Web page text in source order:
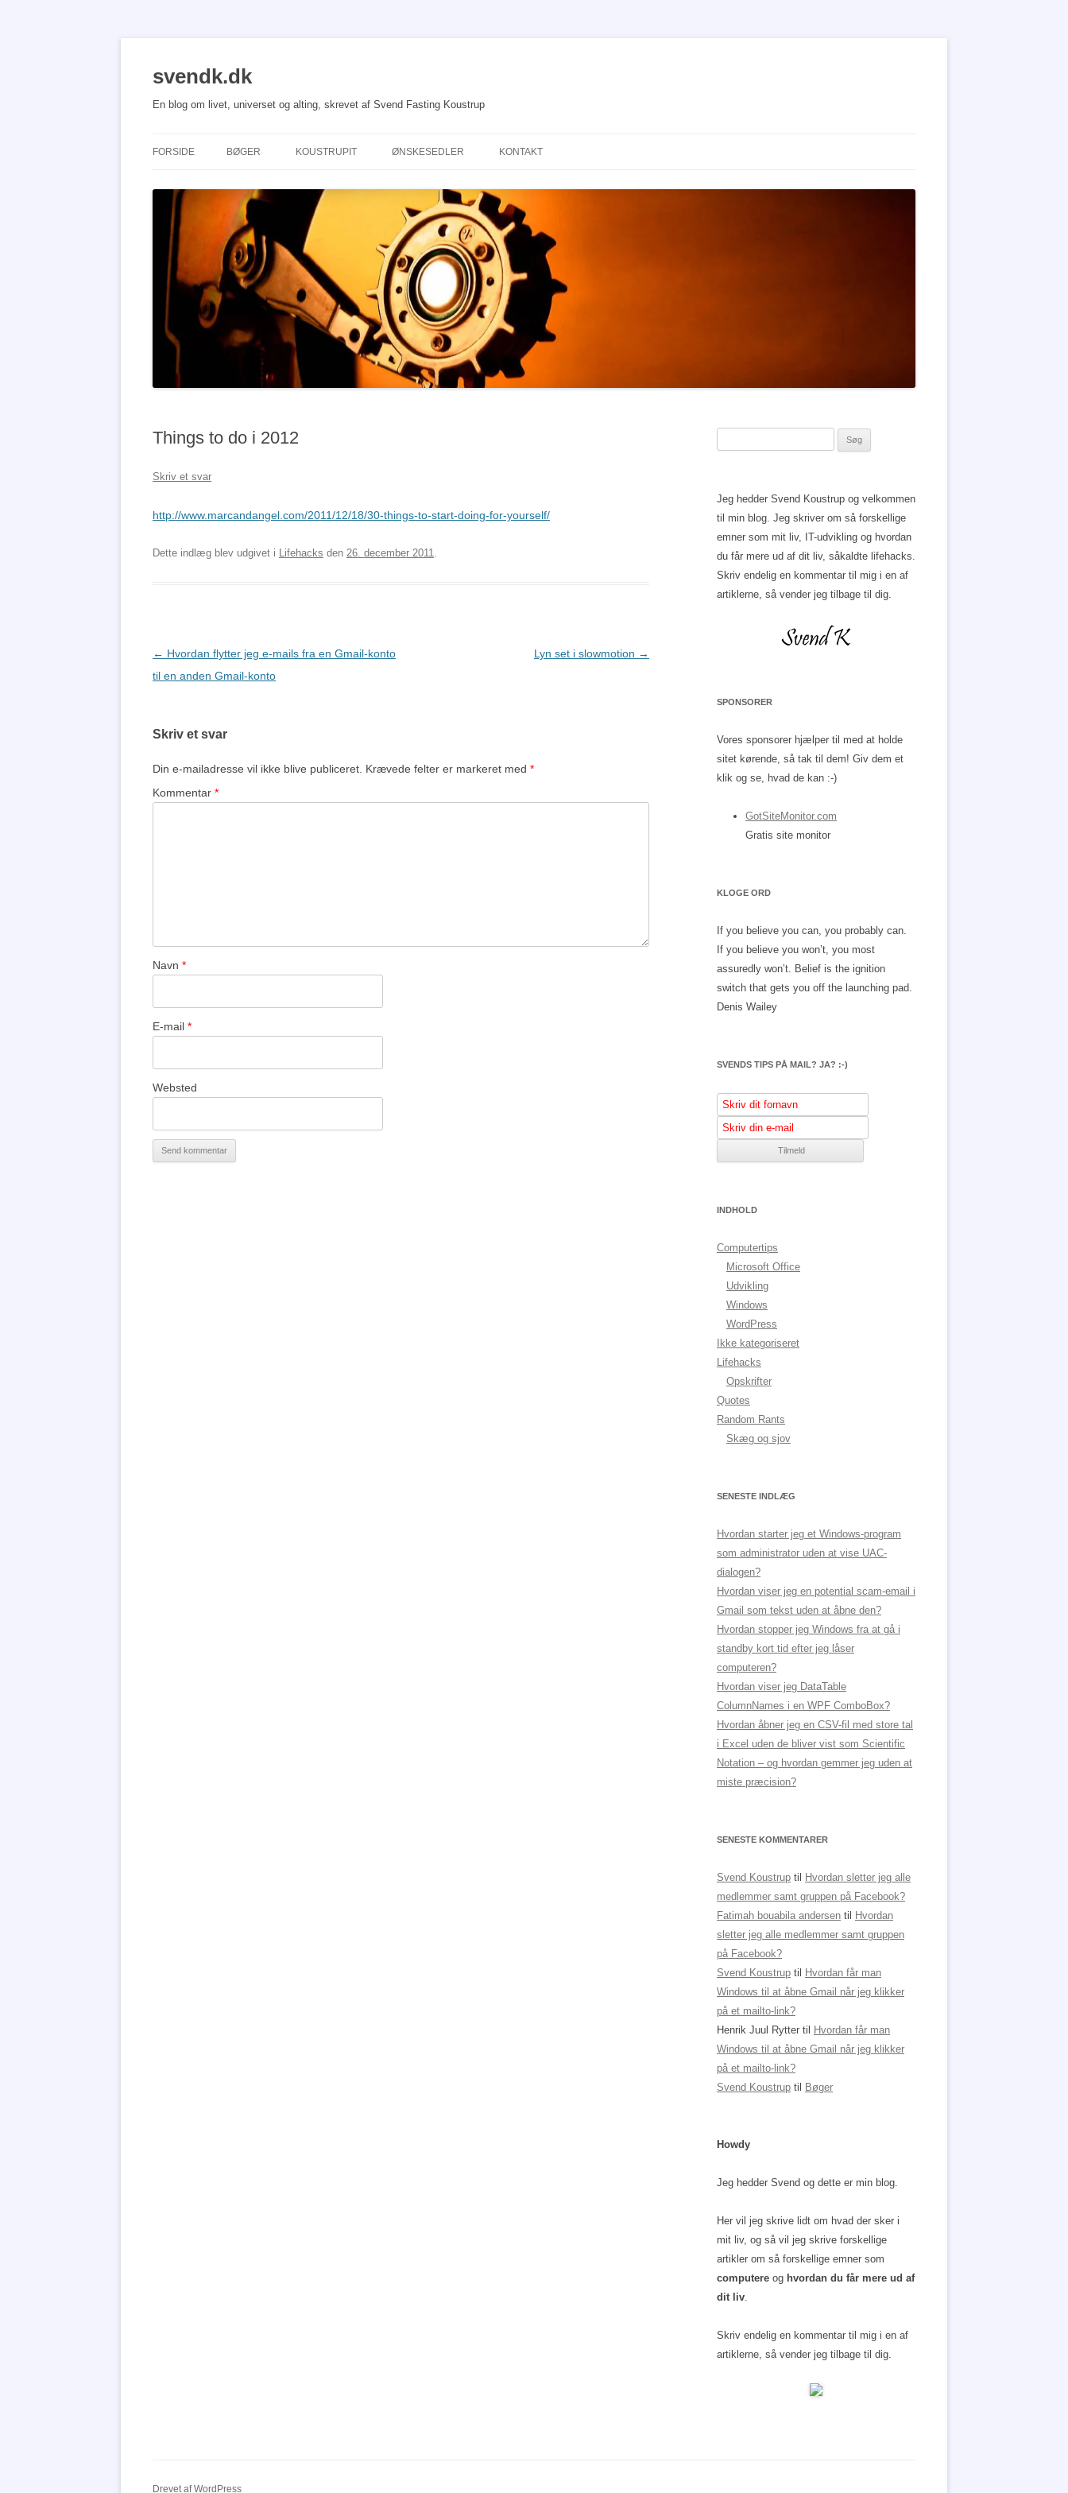
svendk.dk
En blog om livet, universet og alting, skrevet af Svend Fasting Koustrup
FORSIDE BØGER KOUSTRUPIT ØNSKESEDLER KONTAKT
Things to do i 2012
Skriv et svar
http://www.marcandangel.com/2011/12/18/30-things-to-start-doing-for-yourself/
Dette indlæg blev udgivet i Lifehacks den 26. december 2011
Indlægsnavigation
← Hvordan flytter jeg e-mails fra en Gmail-konto
til en anden Gmail-konto
Lyn set i slowmotion →
Skriv et svar
Din e-mailadresse vil ikke blive publiceret. Krævede felter er markeret med *
Kommentar *
Navn *
E-mail *
Websted
Jeg hedder Svend Koustrup og velkommen
til min blog. Jeg skriver om så forskellige
emner som mit liv, IT-udvikling og hvordan
du får mere ud af dit liv, såkaldte lifehacks.
Skriv endelig en kommentar til mig i en af
artiklerne, så vender jeg tilbage til dig.
SPONSORER
Vores sponsorer hjælper til med at holde
sitet kørende, så tak til dem! Giv dem et
klik og se, hvad de kan :-)
GotSiteMonitor.com
Gratis site monitor
KLOGE ORD
If you believe you can, you probably can.
If you believe you won’t, you most
assuredly won’t. Belief is the ignition
switch that gets you off the launching pad.
Denis Wailey
SVENDS TIPS PÅ MAIL? JA? :-)
INDHOLD
Computertips
Microsoft Office
Udvikling
Windows
WordPress
Ikke kategoriseret
Lifehacks
Opskrifter
Quotes
Random Rants
Skæg og sjov
SENESTE INDLÆG
Hvordan starter jeg et Windows-program
som administrator uden at vise UAC-
dialogen?
Hvordan viser jeg en potential scam-email i
Gmail som tekst uden at åbne den?
Hvordan stopper jeg Windows fra at gå i
standby kort tid efter jeg låser
computeren?
Hvordan viser jeg DataTable
ColumnNames i en WPF ComboBox?
Hvordan åbner jeg en CSV-fil med store tal
i Excel uden de bliver vist som Scientific
Notation – og hvordan gemmer jeg uden at
miste præcision?
SENESTE KOMMENTARER
Svend Koustrup til
Hvordan sletter jeg alle
medlemmer samt gruppen på Facebook?
Fatimah bouabila andersen til
Hvordan
sletter jeg alle medlemmer samt gruppen
på Facebook?
Svend Koustrup til
Hvordan får man
Windows til at åbne Gmail når jeg klikker
på et mailto-link?
Henrik Juul Rytter til
Hvordan får man
Windows til at åbne Gmail når jeg klikker
på et mailto-link?
Svend Koustrup til Bøger
Howdy
Jeg hedder Svend og dette er min blog.
Her vil jeg skrive lidt om hvad der sker i
mit liv, og så vil jeg skrive forskellige
artikler om så forskellige emner som
computere og hvordan du får mere ud af
dit liv
Skriv endelig en kommentar til mig i en af
artiklerne, så vender jeg tilbage til dig.
Drevet af WordPress